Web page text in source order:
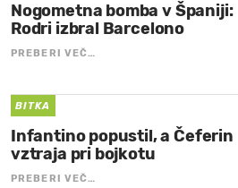
Nogometna bomba v Španiji:
Rodri izbral Barcelono
PREBERI VEČ…
BITKA
Infantino popustil, a Čeferin
vztraja pri bojkotu
PREBERI VEČ…